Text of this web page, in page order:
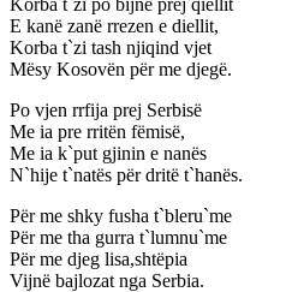
E kanë zanë rrezen e diellit,
Korba t`zi tash njiqind vjet
Mësy Kosovën për me djegë.
Po vjen rrfija prej Serbisë
Me ia pre rritën fëmisë,
Me ia k`put gjinin e nanës
N`hije t`natës për dritë t`hanës.
Për me shky fusha t`bleru`me
Për me tha gurra t`lumnu`me
Për me djeg lisa,shtëpia
Vijnë bajlozat nga Serbia.